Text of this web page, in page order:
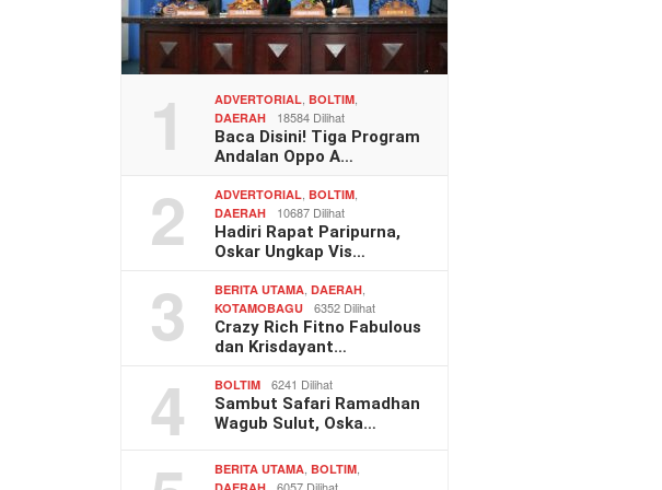
1 ADVERTORIAL, BOLTIM,
DAERAH 18584 Dilihat
Baca Disini! Tiga Program
Andalan Oppo A…
2 ADVERTORIAL, BOLTIM,
DAERAH 10687 Dilihat
Hadiri Rapat Paripurna,
Oskar Ungkap Vis…
3 BERITA UTAMA,DAERAH,
KOTAMOBAGU 6352 Dilihat
Crazy Rich Fitno Fabulous
dan Krisdayant…
4 BOLTIM 6241 Dilihat
Sambut Safari Ramadhan
Wagub Sulut, Oska…
BERITA UTAMA, BOLTIM,